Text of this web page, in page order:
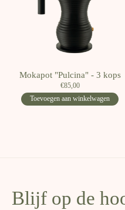
Mokapot "Pulcina" - 3 kops
€85,00
Toevoegen aan winkelwagen
Blijf op de